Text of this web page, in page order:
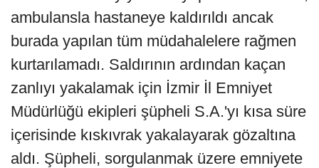
ambulansla hastaneye kaldırıldı ancak
burada yapılan tüm müdahalelere rağmen
kurtarılamadı. Saldırının ardından kaçan
zanlıyı yakalamak için İzmir İl Emniyet
Müdürlüğü ekipleri şüpheli S.A.'yı kısa süre
içerisinde kıskıvrak yakalayarak gözaltına
aldı. Şüpheli, sorgulanmak üzere emniyete